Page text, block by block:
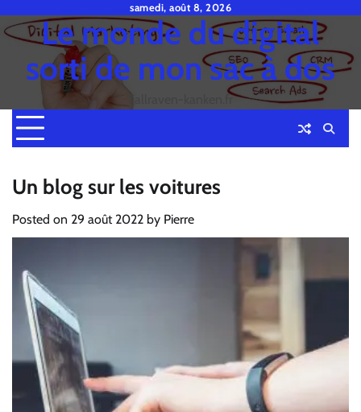
to
content
samedi, août 8, 2026
Le monde du digital
sorti de mon sac à dos
fjallraven-kanken.fr
Un blog sur les voitures
Posted on 29 août 2022 by Pierre